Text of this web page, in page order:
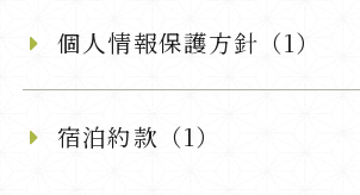
個人情報保護方針（1）
宿泊約款（1）